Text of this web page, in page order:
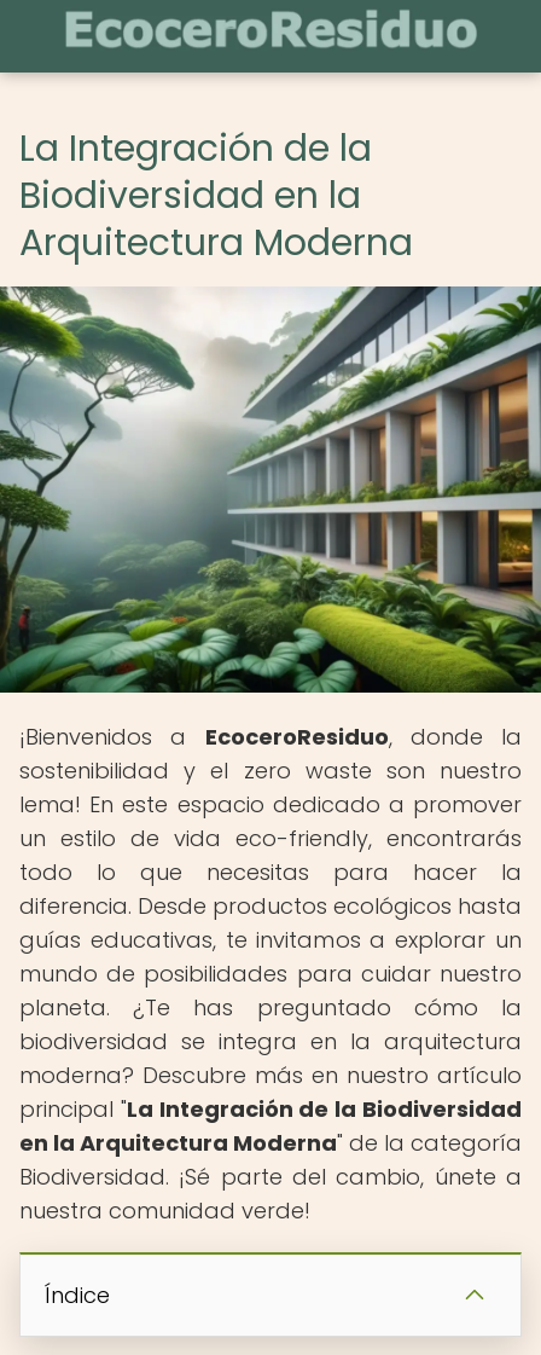
La Integración de la
Biodiversidad en la
Arquitectura Moderna
¡Bienvenidos a EcoceroResiduo, donde la
sostenibilidad y el zero waste son nuestro
lema! En este espacio dedicado a promover
un estilo de vida eco-friendly, encontrarás
todo lo que necesitas para hacer la
diferencia. Desde productos ecológicos hasta
guías educativas, te invitamos a explorar un
mundo de posibilidades para cuidar nuestro
planeta. ¿Te has preguntado cómo la
biodiversidad se integra en la arquitectura
moderna? Descubre más en nuestro artículo
principal "La Integración de la Biodiversidad
en la Arquitectura Moderna" de la categoría
Biodiversidad. ¡Sé parte del cambio, únete a
nuestra comunidad verde!
Índice